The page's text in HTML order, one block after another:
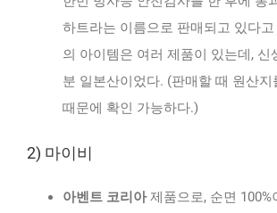
하트라는 이름으로 판매되고 있다
의 아이템은 여러 제품이 있는데, 신
분 일본산이었다. (판매할 때 원산지
때문에 확인 가능하다.)
2) 마이비
아벤트 코리아제품으로, 순면 100%